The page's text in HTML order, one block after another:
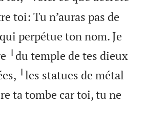
toi: Tu n’auras pas de
perpétue ton nom. Je
╵du temple de tes dieux
╵les statues de métal
ta tombe car toi, tu ne